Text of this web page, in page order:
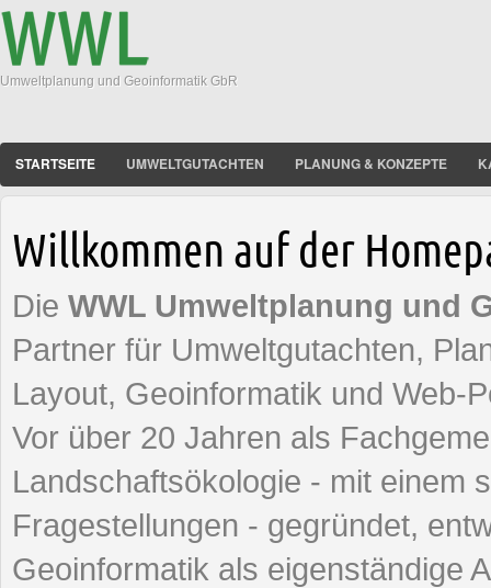
Umweltplanung und Geoinformatik GbR
STARTSEITE UMWELTGUTACHTEN PLANUNG & KONZEPTE
Willkommen auf der
Die WWL Umweltplanung und
Partner für Umweltgutachten,
Layout, Geoinformatik und Web-
Vor über 20 Jahren als
Landschaftsökologie - mit einem
Fragestellungen - gegründet,
Geoinformatik als eigenständige